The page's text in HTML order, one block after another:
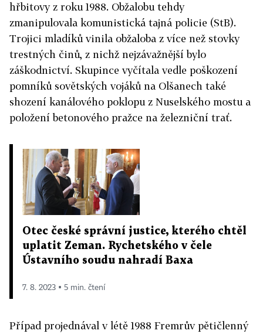
hřbitovy z roku 1988. Obžalobu tehdy
zmanipulovala komunistická tajná policie (StB).
Trojici mladíků vinila obžaloba z více než stovky
trestných činů, z nichž nejzávažnější bylo
záškodnictví. Skupince vyčítala vedle poškození
pomníků sovětských vojáků na Olšanech také
shození kanálového poklopu z Nuselského mostu a
položení betonového pražce na železniční trať.
Otec české správní justice, kterého chtěl
uplatit Zeman. Rychetského v čele
Ústavního soudu nahradí Baxa
7. 8. 2023 ▪ 5 min. čtení
Případ projednával v létě 1988 Fremrůvpětičlenný